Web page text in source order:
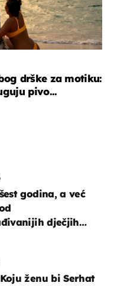
drške za motiku:
pivo...
godina, a već
dječjih
Koju ženu bi Serhat